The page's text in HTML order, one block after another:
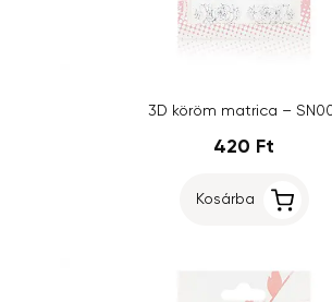
3D köröm matrica –
420 Ft
Kosárba